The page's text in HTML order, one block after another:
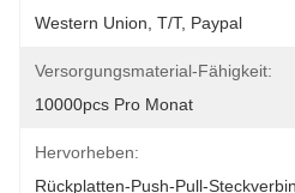
Western Union, T/T, Paypal
Versorgungsmaterial-Fähigkeit:
10000pcs Pro Monat
Hervorheben:
Rückplatten-Push-Pull-